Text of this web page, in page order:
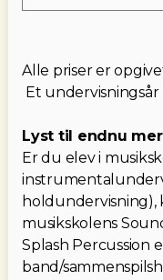
Alle priser er
Et
Lyst til endnu
Er du elev i
holdundervisning),
musikskolens
Splash Percussion
band/